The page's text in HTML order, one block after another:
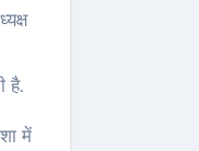
है.
में